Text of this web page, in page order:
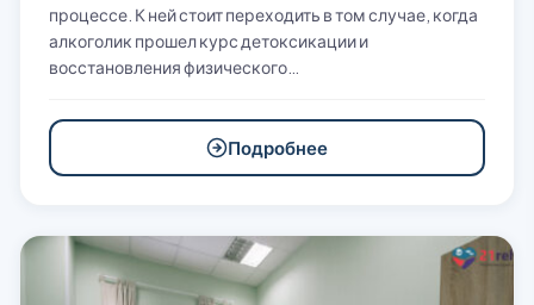
процессе. К ней стоит переходить в том случае, когда
алкоголик прошел курс детоксикации и
восстановления физического…
Подробнее